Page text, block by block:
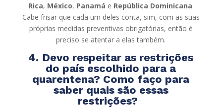
Rica, México, Panamá e República Dominicana.
Cabe frisar que cada um deles conta, sim, com as suas
próprias medidas preventivas obrigatórias, então é
preciso se atentar a elas também.
4. Devo respeitar as restrições
do país escolhido para a
quarentena? Como faço para
saber quais são essas
restrições?